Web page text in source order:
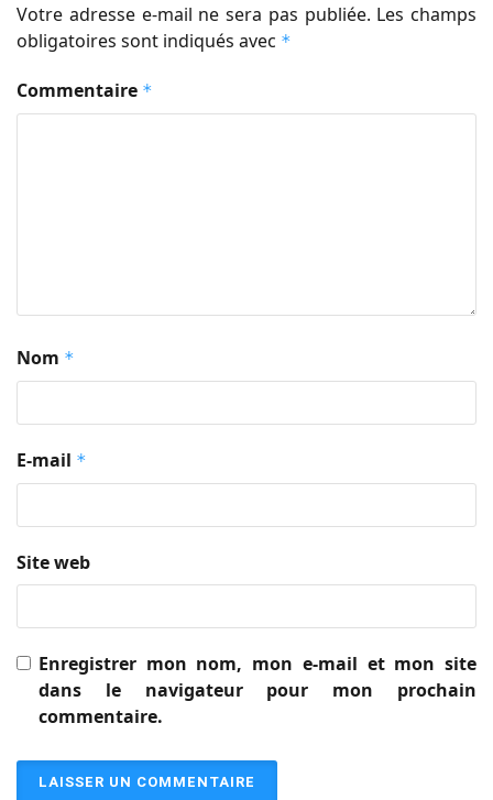
Votre adresse e-mail ne sera pas publiée. Les champs
obligatoires sont indiqués avec *
Commentaire *
Nom *
E-mail *
Site web
Enregistrer mon nom, mon e-mail et mon site
dans le navigateur pour mon prochain
commentaire.